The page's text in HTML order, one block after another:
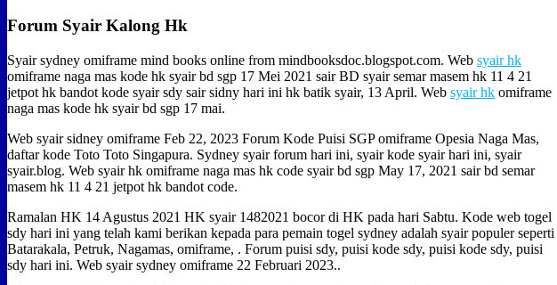
Forum Syair Kalong Hk
Syair sydney omiframe mind books online from mindbooksdoc.blogspot.com. Web syair hk
omiframe naga mas kode hk syair bd sgp 17 Mei 2021 sair BD syair semar masem hk 11 4 21
jetpot hk bandot kode syair sdy sair sidny hari ini hk batik syair, 13 April. Web syair hk omiframe
naga mas kode hk syair bd sgp 17 mai.
Web syair sidney omiframe Feb 22, 2023 Forum Kode Puisi SGP omiframe Opesia Naga Mas,
daftar kode Toto Toto Singapura. Sydney syair forum hari ini, syair kode syair hari ini, syair
syair.blog. Web syair hk omiframe naga mas hk code syair bd sgp May 17, 2021 sair bd semar
masem hk 11 4 21 jetpot hk bandot code.
Ramalan HK 14 Agustus 2021 HK syair 1482021 bocor di HK pada hari Sabtu. Kode web togel
sdy hari ini yang telah kami berikan kepada para pemain togel sydney adalah syair populer seperti
Batarakala, Petruk, Nagamas, omiframe, . Forum puisi sdy, puisi kode sdy, puisi kode sdy, puisi
sdy hari ini. Web syair sydney omiframe 22 Februari 2023..